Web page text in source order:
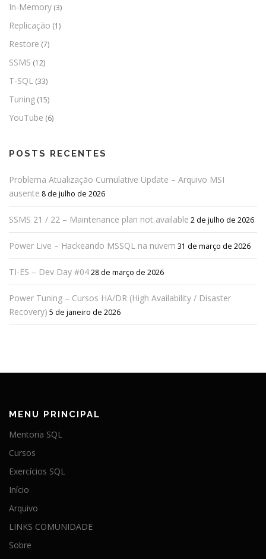
In-Memory (3)
Replicação (1)
Restore (7)
SSMS (12)
T-SQL (33)
Tuning (15)
YouTube (6)
POSTS RECENTES
Problema Atualização Cumulative Update – Arquivo MSI
ausente 8 de julho de 2026
SSMS 21 / 22 – Maintenance plan not available 2 de julho de 2026
Power Live – Hackeando MSSQL na nuvem 31 de março de 2026
TI-ES – Dev Day #0428 de março de 2026
Power Tuning – Cursos HA/DR (High Availability / Disaster
Recovery) 5 de janeiro de 2026
MENU PRINCIPAL
Mentoria SQL
Cursos
Exercícios SQL
Início
Arquivo
LINKS COMUNIDADE
Sobre